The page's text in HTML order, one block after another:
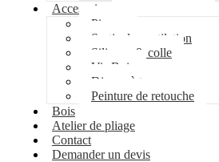
Accessoires
Pipeco
Sortie de ventilation
Silicone & colle
Vis Bois
Disque à tronçonner
Peinture de retouche
Bois
Atelier de pliage
Contact
Demander un devis